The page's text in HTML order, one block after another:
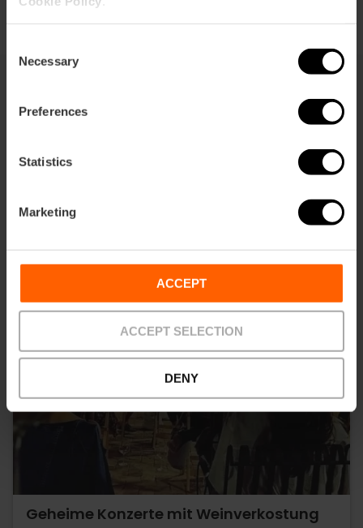
Selection
Necessary
Preferences
Statistics
Marketing
ACCEPT
ACCEPT SELECTION
DENY
Sie können auch interessiert sein
Geheime Konzerte mit Weinverkostung